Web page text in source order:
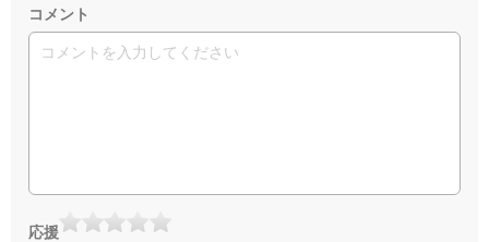
コメント
応援